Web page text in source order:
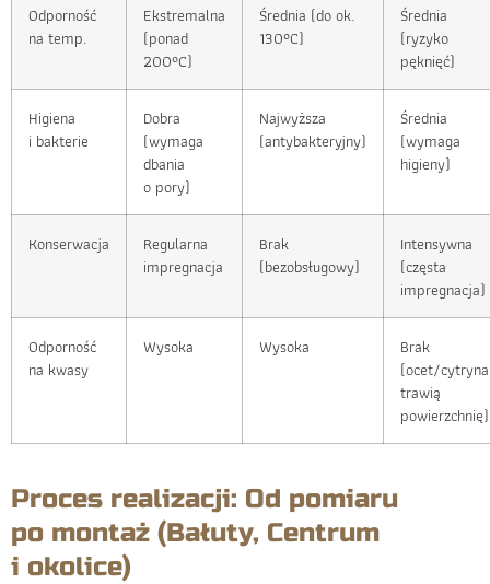
Odporność
na temp.
Ekstremalna
(ponad
200°C)
Średnia (do ok.
130°C)
Średnia
(ryzyko
pęknięć)
Higiena
i bakterie
Dobra
(wymaga
dbania
o pory)
Najwyższa
(antybakteryjny)
Średnia
(wymaga
higieny)
Konserwacja
Regularna
impregnacja
Brak
(bezobsługowy)
Intensywna
(częsta
impregnacja)
Odporność
na kwasy
Wysoka Wysoka
Brak
(ocet/cytryna
trawią
powierzchnię)
Proces realizacji: Od pomiaru
po montaż (Bałuty, Centrum
i okolice)